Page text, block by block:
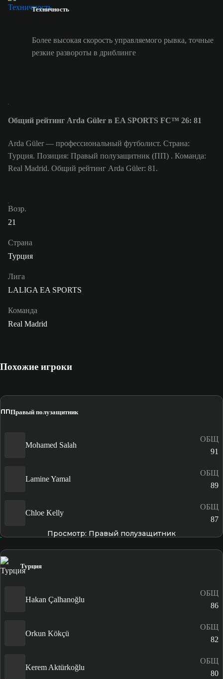
Техничность
Более высокая скорость управляемого рывка, точные
резкие развороты в дриблинге
Общий рейтинг Arda Güler в EA SPORTS FC™ 26: 81
Arda Güler — профессиональный футболист. Страна:
Турция. Позиция: Правый полузащитник (ПП) . Команда:
Real Madrid. Общий рейтинг Arda Güler: 81.
Возр.
21
Страна
Турция
Лига
LALIGA EA SPORTS
Команда
Real Madrid
Похожие игроки
ПППравый полузащитник
Mohamed Salah
ОБЩ
91
Lamine Yamal
ОБЩ
89
Chloe Kelly
ОБЩ
87
Просмотр: Правый полузащитник
Турция
Hakan Çalhanoğlu
ОБЩ
86
Orkun Kökçü
ОБЩ
82
Kerem Aktürkoğlu
ОБЩ
80